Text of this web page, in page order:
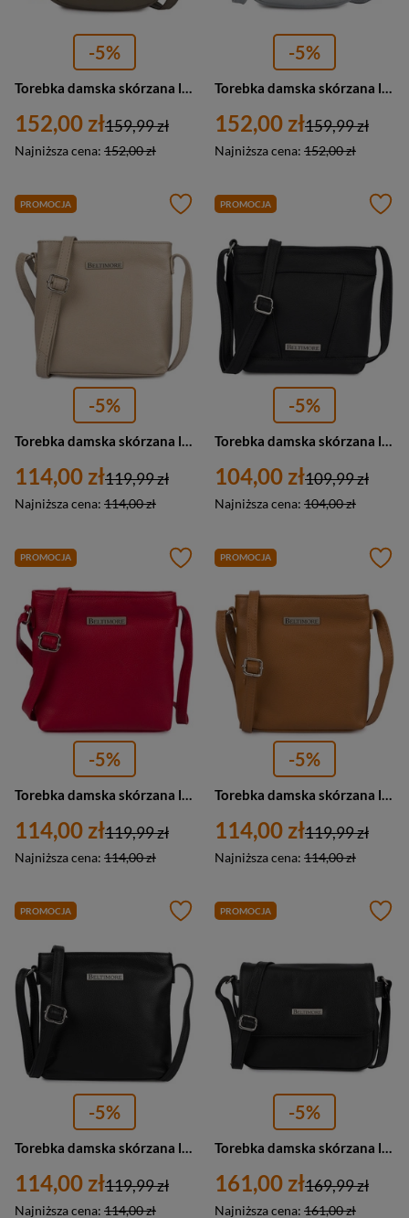
-5%
152,00 zł
Najniższa cena: 152,00 zł
159,99 zł
-5%
152,00 zł
Najniższa cena: 152,00 zł
159,99 zł
PROMOCJA
-5%
Torebka damska skórzana listonoszka klasyczna Beltimore L51 mała ecru kremowa
114,00 zł
Najniższa cena: 114,00 zł
119,99 zł
PROMOCJA
-5%
Torebka damska skórzana listonoszka mała Beltimore L58 czarna
104,00 zł
Najniższa cena: 104,00 zł
109,99 zł
PROMOCJA
-5%
114,00 zł
Najniższa cena: 114,00 zł
119,99 zł
PROMOCJA
-5%
114,00 zł
Najniższa cena: 114,00 zł
119,99 zł
PROMOCJA
-5%
Torebka damska skórzana listonoszka klasyczna Beltimore L51 mała czarna
114,00 zł
Najniższa cena: 114,00 zł
119,99 zł
PROMOCJA
-5%
Torebka damska skórzana listonoszka klasyczna Beltimore L50 mała czana
161,00 zł
Najniższa cena: 161,00 zł
169,99 zł